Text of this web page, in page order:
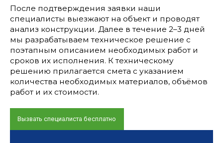
После подтверждения заявки наши
специалисты выезжают на объект и проводят
анализ конструкции. Далее в течение 2–3 дней
мы разрабатываем техническое решение с
поэтапным описанием необходимых работ и
сроков их исполнения. К техническому
решению прилагается смета с указанием
количества необходимых материалов, объёмов
работ и их стоимости.
Вызвать специалиста бесплатно